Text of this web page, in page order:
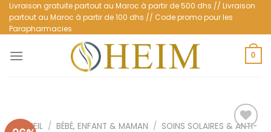
Passer
au
contenu
Livraison gratuite partout au Maroc à partir de 500 dhs // Livraison
partout au Maroc à partir de 100 dhs // Code promo pour les
Parapharmacies
0
ACCUEIL / BÉBÉ, ENFANT & MAMAN / SOINS SOLAIRES & ANTI-